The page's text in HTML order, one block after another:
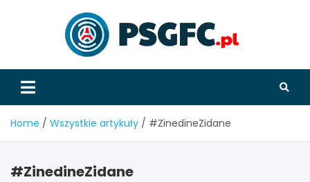
Home Wszystkie artykuły #ZinedineZidane
#ZinedineZidane